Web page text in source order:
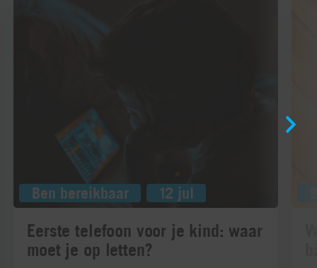
Ben bereikbaar 12 jul
Eerste telefoon voor je kind: waar
moet je op letten?